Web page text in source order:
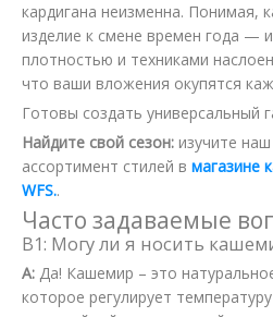
кардигана неизменна. Понимая,
изделие к смене времен года —
плотностью и техниками
что ваши вложения окупятся
Готовы создать универсальный
Найдите свой сезон: изучите
ассортимент стилей в магазине
WFS..
Часто задаваемые
В1: Могу ли я носить
А: Да! Кашемир – это
которое регулирует